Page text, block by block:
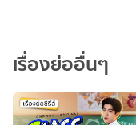
เรื่องย่ออื่นๆ